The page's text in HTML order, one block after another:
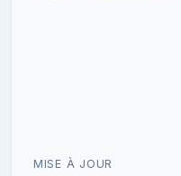
MISE À JOUR